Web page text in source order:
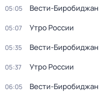
05:05 Вести-Биробиджан
05:07 Утро России
05:35 Вести-Биробиджан
05:37 Утро России
06:05 Вести-Биробиджан